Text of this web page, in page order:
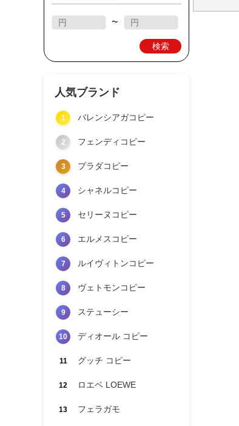
~
検索
人気ブランド
1 バレンシアガコピー
2 フェンディコピー
3 プラダコピー
4 シャネルコピー
5 セリーヌコピー
6 エルメスコピー
7 ルイヴィトンコピー
8 ヴェトモンコピー
9 ステューシー
10 ディオール コピー
11 グッチ コピー
12 ロエベ LOEWE
13 フェラガモ